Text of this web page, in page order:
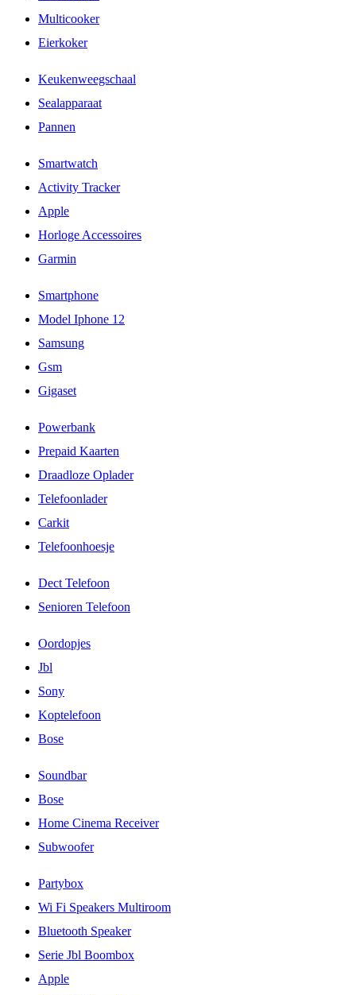
Multicooker
Eierkoker
Keukenweegschaal
Sealapparaat
Pannen
Smartwatch
Activity Tracker
Apple
Horloge Accessoires
Garmin
Smartphone
Model Iphone 12
Samsung
Gsm
Gigaset
Powerbank
Prepaid Kaarten
Draadloze Oplader
Telefoonlader
Carkit
Telefoonhoesje
Dect Telefoon
Senioren Telefoon
Oordopjes
Jbl
Sony
Koptelefoon
Bose
Soundbar
Bose
Home Cinema Receiver
Subwoofer
Partybox
Wi Fi Speakers Multiroom
Bluetooth Speaker
Serie Jbl Boombox
Apple